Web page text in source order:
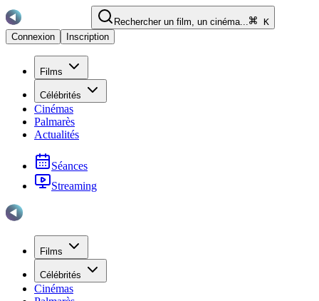
Rechercher un film, un cinéma...
K
Connexion
Inscription
Films
Célébrités
Cinémas
Palmarès
Actualités
Séances
Streaming
Films
Célébrités
Cinémas